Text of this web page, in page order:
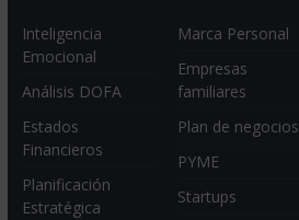
Inteligencia
Emocional
Análisis DOFA
Estados
Financieros
Planificación
Estratégica
Marca Personal
Empresas
familiares
Plan de negocios
PYME
Startups